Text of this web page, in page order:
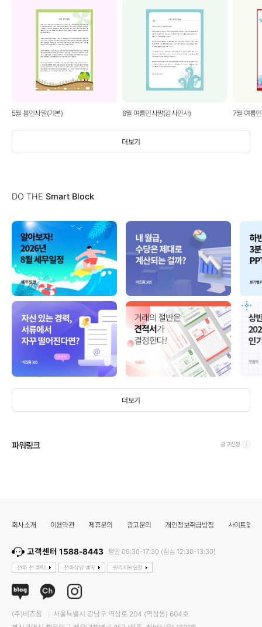
더보기
5월 봄인사말(기본) 6월 여름인사말(감사인사) 7월 여름
DO THE Smart Block
더보기
파워링크 광고신청
회사소개 이용약관 제휴문의 광고문의 개인정보취급방침 사이트맵
고객센터 1588-8443 평일 09:30-17:30 (점심 12:30-13:30)
전화 전 클릭! 전화상담 예약 원격지원요청
(주)비즈폼
서울특별시 강남구 역삼로 204 (역삼동) 604호